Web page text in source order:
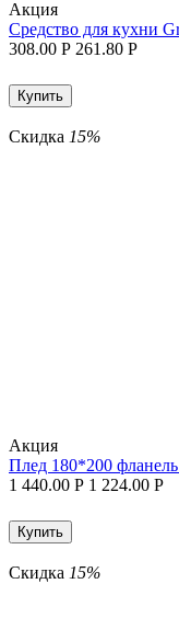
Aкция
Средство для кухни
308.00 Р 261.80 Р
Купить
Скидка 15%
Aкция
Плед 180*200
1 440.00 Р 1 224.00 Р
Купить
Скидка 15%